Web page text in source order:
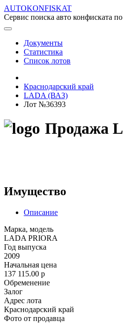
AUTOKONFISKAT
Сервис поиска авто конфиската
Документы
Статистика
Список лотов
Краснодарский край
LADA (ВАЗ)
Лот №36393
Продажа
Имущество
Описание
Марка, модель
LADA PRIORA
Год выпуска
2009
Начальная цена
137 115.00 p
Обременение
Залог
Адрес лота
Краснодарский край
Фото от продавца